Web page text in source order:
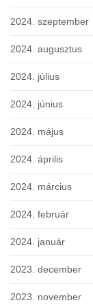
2024. szeptember
2024. augusztus
2024. július
2024. június
2024. május
2024. április
2024. március
2024. február
2024. január
2023. december
2023. november